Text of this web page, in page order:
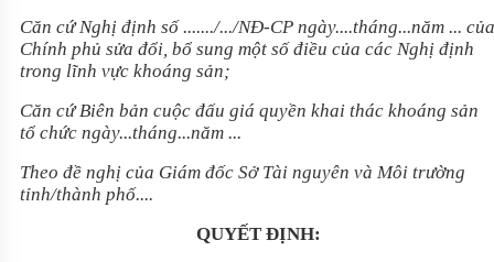
Căn cứ Nghị định số ......./.../NĐ-CP ngày....tháng...năm ... của
Chính phủ sửa đổi, bổ sung một số điều của các Nghị định
trong lĩnh vực khoáng sản;
Căn cứ Biên bản cuộc đấu giá quyền khai thác khoáng sản
tổ chức ngày...tháng...năm ...
Theo đề nghị của Giám đốc Sở Tài nguyên và Môi trường
tỉnh/thành phố....
QUYẾT ĐỊNH: